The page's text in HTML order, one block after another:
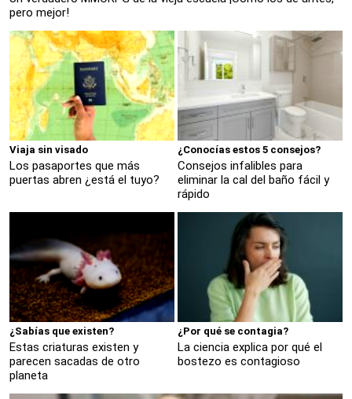
pero mejor!
Viaja sin visado
Los pasaportes que más
puertas abren ¿está el tuyo?
¿Conocías estos 5 consejos?
Consejos infalibles para
eliminar la cal del baño fácil y
rápido
¿Sabías que existen?
Estas criaturas existen y
parecen sacadas de otro
planeta
¿Por qué se contagia?
La ciencia explica por qué el
bostezo es contagioso